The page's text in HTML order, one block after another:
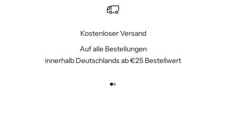
Kostenloser Versand
Auf alle Bestellungen
innerhalb Deutschlands ab €25 Bestellwert
Gehe zu Element 1
Gehe zu Element 2